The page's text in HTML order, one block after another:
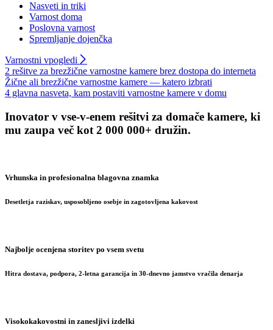
Nasveti in triki
Varnost doma
Poslovna varnost
Spremljanje dojenčka
Varnostni vpogledi
2 rešitve za brezžične varnostne kamere brez dostopa do interneta
Žične ali brezžične varnostne kamere — katero izbrati
4 glavna nasveta, kam postaviti varnostne kamere v domu
Inovator v vse-v-enem rešitvi za domače kamere, ki
mu zaupa več kot 2 000 000+ družin.
Vrhunska in profesionalna blagovna znamka
Desetletja raziskav, usposobljeno osebje in zagotovljena kakovost
Najbolje ocenjena storitev po vsem svetu
Hitra dostava, podpora, 2-letna garancija in 30-dnevno jamstvo vračila denarja
Visokokakovostni in zanesljivi izdelki